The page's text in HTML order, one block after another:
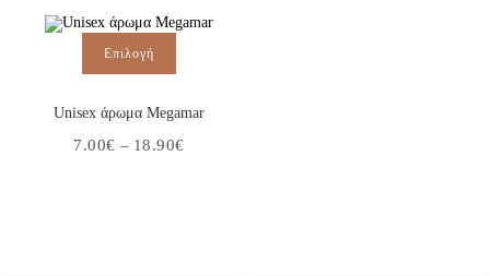
Επιλογή
Unisex άρωμα Megamar
7.00€ – 18.90€